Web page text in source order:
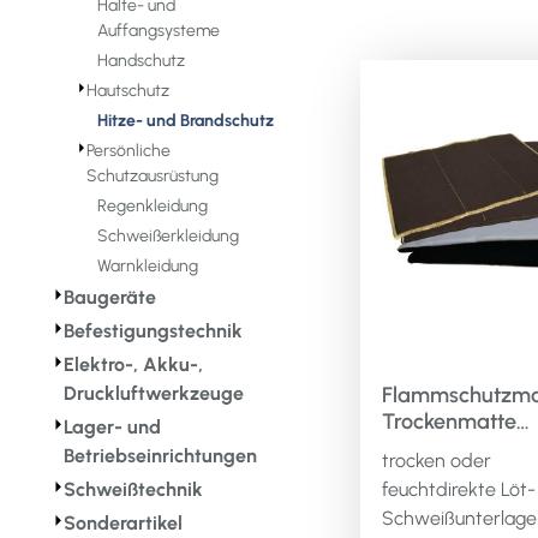
Halte- und
Auffangsysteme
Handschutz
⏵Hautschutz
Hitze- und Brandschutz
⏵Persönliche
Schutzausrüstung
Regenkleidung
Schweißerkleidung
Warnkleidung
⏵Baugeräte
⏵Befestigungstechnik
⏵Elektro-, Akku-,
Druckluftwerkzeuge
⏵Lager- und
Betriebseinrichtungen
⏵Schweißtechnik
⏵Sonderartikel
Trockenmatte
a.Lötunterlage
m.Aluverst.
trocken oder
feuchtdirekte Löt-
Schweißunterlage